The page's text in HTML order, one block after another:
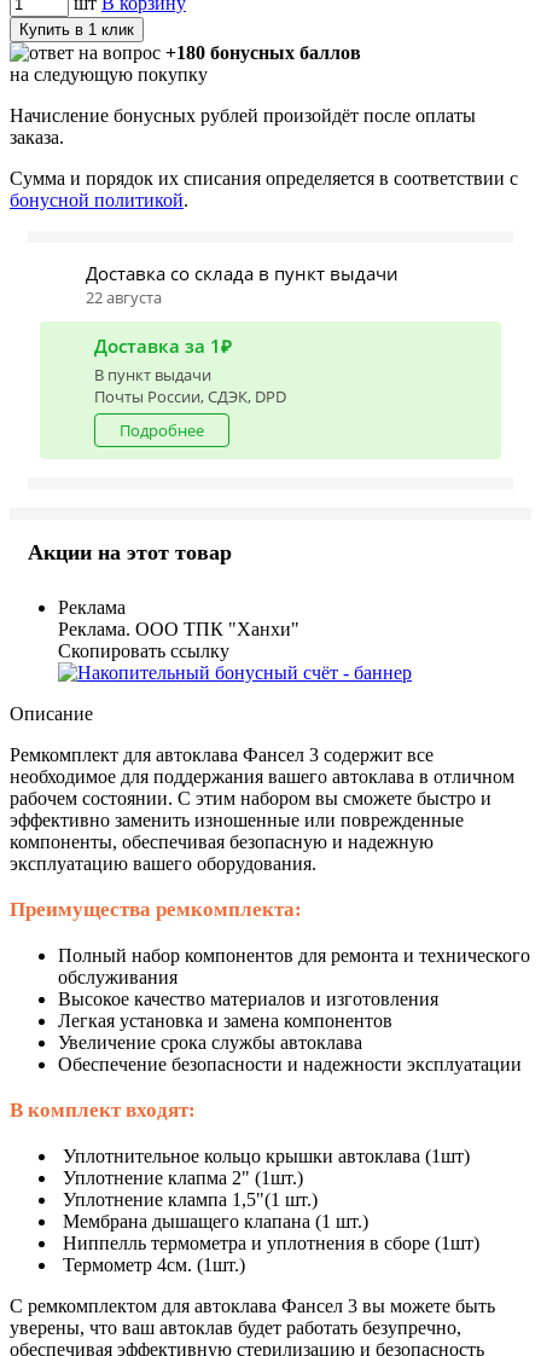
Купить в 1 клик
+180 бонусных баллов
на следующую покупку
Начисление бонусных рублей произойдёт после оплаты
заказа.
Сумма и порядок их списания определяется в соответствии с
бонусной политикой.
Доставка со склада в пункт выдачи
22 августа
Доставка за 1₽
В пункт выдачи
Почты России, СДЭК, DPD
Подробнее
Акции на этот товар
Реклама
Реклама. ООО ТПК "Ханхи"
Скопировать ссылку
Описание
Ремкомплект для автоклава Фансел 3 содержит все
необходимое для поддержания вашего автоклава в отличном
рабочем состоянии. С этим набором вы сможете быстро и
эффективно заменить изношенные или поврежденные
компоненты, обеспечивая безопасную и надежную
эксплуатацию вашего оборудования.
Преимущества ремкомплекта:
Полный набор компонентов для ремонта и технического
обслуживания
Высокое качество материалов и изготовления
Легкая установка и замена компонентов
Увеличение срока службы автоклава
Обеспечение безопасности и надежности эксплуатации
В комплект входят:
Уплотнительное кольцо крышки автоклава (1шт)
Уплотнение клапма 2" (1шт.)
Уплотнение клампа 1,5"(1 шт.)
Мембрана дышащего клапана (1 шт.)
Ниппелль термометра и уплотнения в сборе (1шт)
Термометр 4см. (1шт.)
С ремкомплектом для автоклава Фансел 3 вы можете быть
уверены, что ваш автоклав будет работать безупречно,
обеспечивая эффективную стерилизацию и безопасность